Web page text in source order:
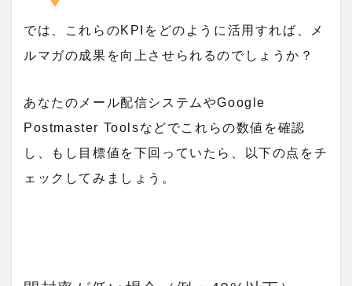
では、これらのKPIをどのように活用すれば、メ
ルマガの成果を向上させられるのでしょうか？
あなたのメール配信システムやGoogle
Postmaster Toolsなどでこれらの数値を確認
し、もし目標値を下回っていたら、以下の点をチ
ェックしてみましょう。